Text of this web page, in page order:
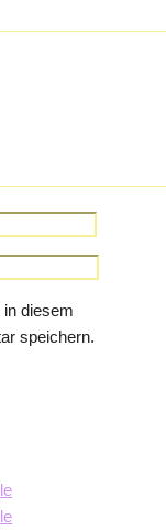
diesem
speichern.